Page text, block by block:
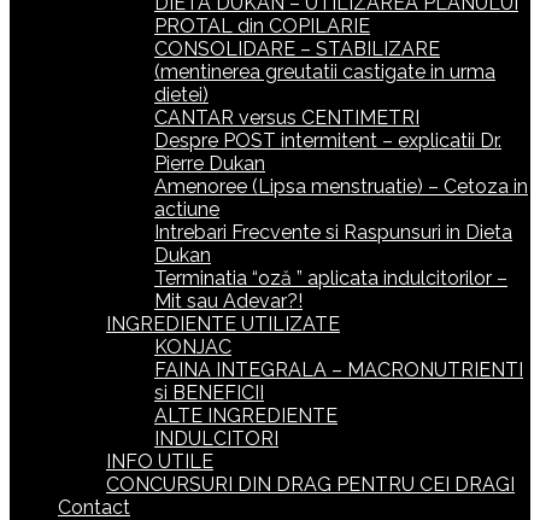
PROTAL din COPILARIE
CONSOLIDARE – STABILIZARE
(mentinerea greutatii castigate in urma
dietei)
CANTAR versus CENTIMETRI
Despre POST intermitent – explicatii Dr.
Pierre Dukan
Amenoree (Lipsa menstruatie) – Cetoza in
actiune
Intrebari Frecvente si Raspunsuri in Dieta
Dukan
Terminatia “oză ” aplicata indulcitorilor –
Mit sau Adevar?!
INGREDIENTE UTILIZATE
KONJAC
FAINA INTEGRALA – MACRONUTRIENTI
si BENEFICII
ALTE INGREDIENTE
INDULCITORI
INFO UTILE
CONCURSURI DIN DRAG PENTRU CEI DRAGI
Contact